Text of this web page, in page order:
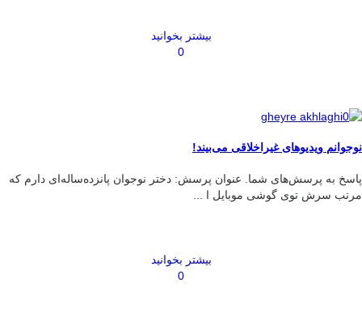
بیشتر بخوانید
0
نوجوانم ویدیوهای غیراخلاقی می‌بیند!
پاسخ به پرسش‌های شما. عنوان پرسش: دختر نوجوان پانزده‌ساله‌ای دارم که
مرتب سرش توی گوشی موبایل ا ...
بیشتر بخوانید
0